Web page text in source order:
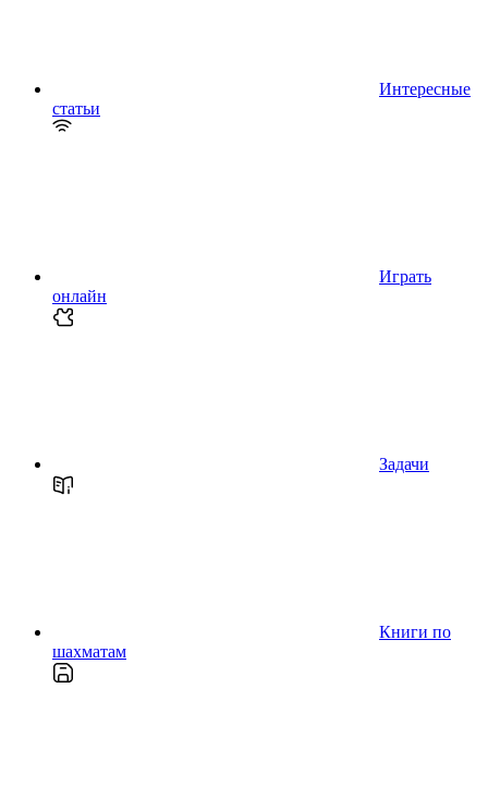
Интересные
статьи
Играть
онлайн
Задачи
Книги по
шахматам